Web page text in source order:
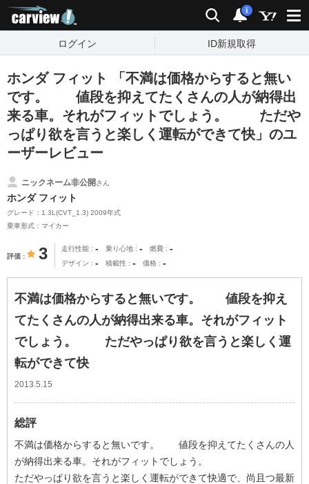
検索 通知
i
ログイン ID新規取得
ホンダ フィット 「不満は価格からすると無い
です。 値段を抑えてたくさんの人が納得出
来る車。それがフィットでしょう。 ただや
っぱり欲を言うと楽しく運転ができて快」のユ
ーザーレビュー
ニックネーム非公開さん
ホンダ フィット
グレード：1.3L(CVT_1.3) 2009年式
乗車形式：マイカー
評価 3 走行性能 - 乗り心地 - 燃費 -
デザイン - 積載性 - 価格 -
不満は価格からすると無いです。 値段を抑え
てたくさんの人が納得出来る車。それがフィット
でしょう。 ただやっぱり欲を言うと楽しく運
転ができて快
2013.5.15
総評
不満は価格からすると無いです。 値段を抑えてたくさんの人
が納得出来る車。それがフィットでしょう。
ただやっぱり欲を言うと楽しく運転ができて快適で、尚且つ最新